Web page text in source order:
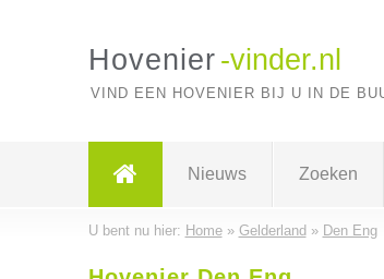
Hovenier -vinder.nl
VIND EEN HOVENIER BIJ U IN DE
Nieuws Zoeken
U bent nu hier: Home» Gelderland » Den Eng